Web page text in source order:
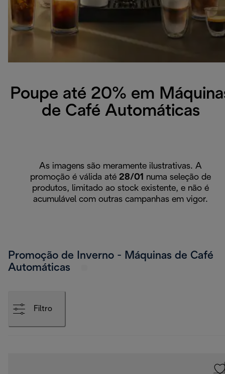
Poupe até 20% em
de Café Automáticas
As imagens são meramente ilustrativas. A
promoção é válida até 28/01 numa seleção de
produtos, limitado ao stock existente, e não é
acumulável com outras campanhas em vigor.
Promoção de Inverno - Máquinas de Café
Automáticas
Filtro